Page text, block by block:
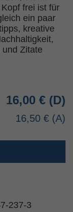
frei ist für
ein paar
kreative
Zitate
16,00 €
16,50 €
237-3